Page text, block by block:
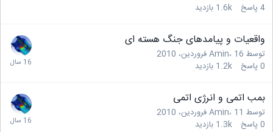
4پاسخ 1.6k بازدید
واقعیات و پیامدهای جنگ هسته ای
توسط Amin ،16 فروردین، 2010
0پاسخ 1.2k بازدید
بمب اتمی و انرژی اتمی
توسط Amin ،11 فروردین، 2010
0پاسخ 1.3k بازدید